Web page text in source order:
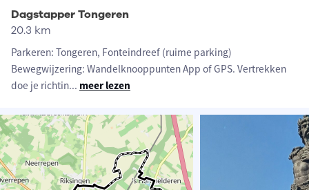
Dagstapper Tongeren
20.3 km
Parkeren: Tongeren, Fonteindreef (ruime parking)
Bewegwijzering: Wandelknooppunten App of GPS. Vertrekken
doe je richtin... meer lezen